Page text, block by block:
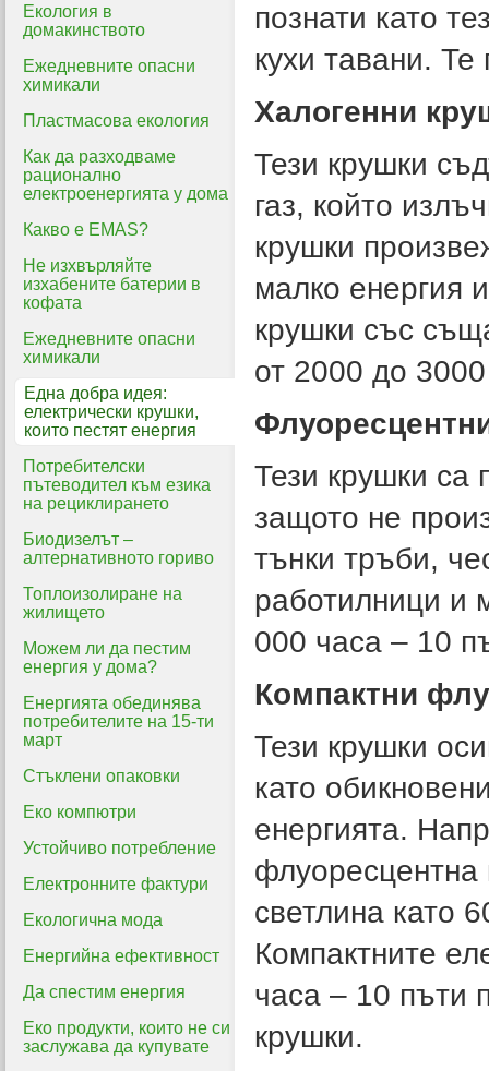
Екология в
домакинството
Ежедневните опасни
химикали
Пластмасова екология
Как да разходваме
рационално
електроенергията у дома
Какво е EMAS?
Не изхвърляйте
изхабените батерии в
кофата
Ежедневните опасни
химикали
Една добра идея:
електрически крушки,
които пестят енергия
Потребителски
пътеводител към езика
на рециклирането
Биодизелът –
алтернативното гориво
Топлоизолиране на
жилището
Можем ли да пестим
енергия у дома?
Енергията обединява
потребителите на 15-ти
март
Стъклени опаковки
Еко компютри
Устойчиво потребление
Електронните фактури
Екологична мода
Енергийна ефективност
Да спестим енергия
Еко продукти, които не си
заслужава да купувате
познати като
кухи тавани. Те
Халогенни
Тези крушки
газ, който
крушки
малко енергия
крушки със
от 2000 до
Тези крушки са
защото не
тънки тръби,
работилници и
000 часа – 10
Компактни
Тези крушки
като
енергията.
флуоресцентна
светлина като
Компактните
часа – 10 пъти
крушки.